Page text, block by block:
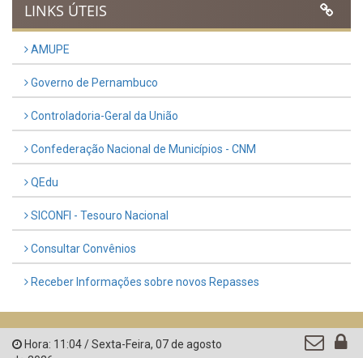
LINKS ÚTEIS
AMUPE
Governo de Pernambuco
Controladoria-Geral da União
Confederação Nacional de Municípios - CNM
QEdu
SICONFI - Tesouro Nacional
Consultar Convênios
Receber Informações sobre novos Repasses
Hora: 11:04/Sexta-Feira, 07 de agosto